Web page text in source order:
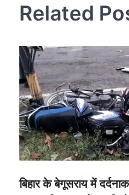
Related
बिहार के बेगूसराय में